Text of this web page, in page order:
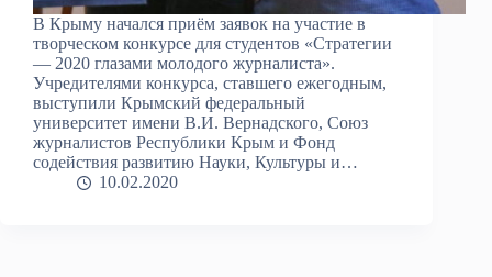
В Крыму начался приём заявок на участие в
творческом конкурсе для студентов «Стратегии
— 2020 глазами молодого журналиста».
Учредителями конкурса, ставшего ежегодным,
выступили Крымский федеральный
университет имени В.И. Вернадского, Союз
журналистов Республики Крым и Фонд
содействия развитию Науки, Культуры и…
10.02.2020